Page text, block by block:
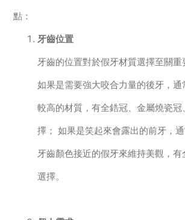
點：
牙齒位置
牙齒的位置對於假牙材質選擇至關重
如果是需要強大咬合力量的後牙，
較高的材質，有全鋯冠、金屬燒瓷
擇； 如果是笑起來會露出的前牙，
牙齒顏色接近的假牙來維持美觀，
選擇。